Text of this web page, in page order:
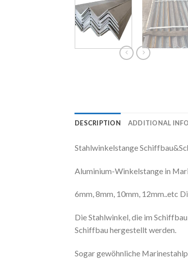
DESCRIPTION ADDITIONAL
Stahlwinkelstange
Aluminium-Winkelstange in
6mm, 8mm, 10mm, 12mm..etc
Die Stahlwinkel, die im
Schiffbau hergestellt werden.
Sogar gewöhnliche